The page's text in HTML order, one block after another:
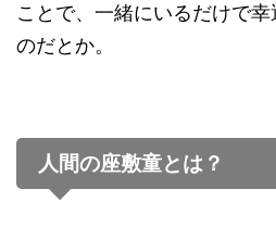
ことで、一緒にいるだけで
のだとか。
人間の座敷童とは？